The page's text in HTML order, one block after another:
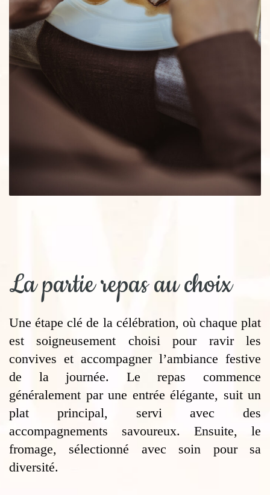
La partie repas au choix
Une étape clé de la célébration, où chaque plat
est soigneusement choisi pour ravir les
convives et accompagner l’ambiance festive
de la journée. Le repas commence
généralement par une entrée élégante, suit un
plat principal, servi avec des
accompagnements savoureux. Ensuite, le
fromage, sélectionné avec soin pour sa
diversité.